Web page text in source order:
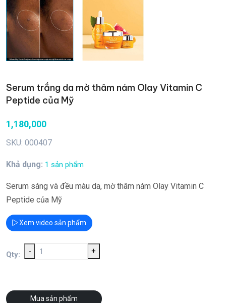
Serum trắng da mờ thâm nám Olay Vitamin C
Peptide của Mỹ
1,180,000
SKU: 000407
Khả dụng: 1 sản phẩm
Serum sáng và đều màu da, mờ thâm nám Olay Vitamin C
Peptide của Mỹ
Xem video sản phẩm
Qty: - +
Mua sản phẩm